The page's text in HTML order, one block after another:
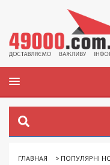
ГЛАВНАЯ > ПОПУЛЯРНІ